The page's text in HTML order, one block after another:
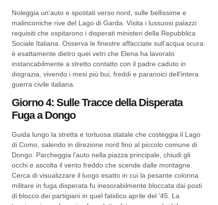
Noleggia un’auto e spostati verso nord, sulle bellissime e
malinconiche rive del Lago di Garda. Visita i lussuosi palazzi
requisiti che ospitarono i disperati ministeri della Repubblica
Sociale Italiana. Osserva le finestre affacciate sull’acqua scura:
è esattamente dietro quei vetri che Elena ha lavorato
instancabilmente a stretto contatto con il padre caduto in
disgrazia, vivendo i mesi più bui, freddi e paranoici dell’intera
guerra civile italiana.
Giorno 4: Sulle Tracce della Disperata
Fuga a Dongo
Guida lungo la stretta e tortuosa statale che costeggia il Lago
di Como, salendo in direzione nord fino al piccolo comune di
Dongo. Parcheggia l’auto nella piazza principale, chiudi gli
occhi e ascolta il vento freddo che scende dalle montagne.
Cerca di visualizzare il luogo esatto in cui la pesante colonna
militare in fuga disperata fu inesorabilmente bloccata dai posti
di blocco dei partigiani in quel fatidico aprile del ’45. La